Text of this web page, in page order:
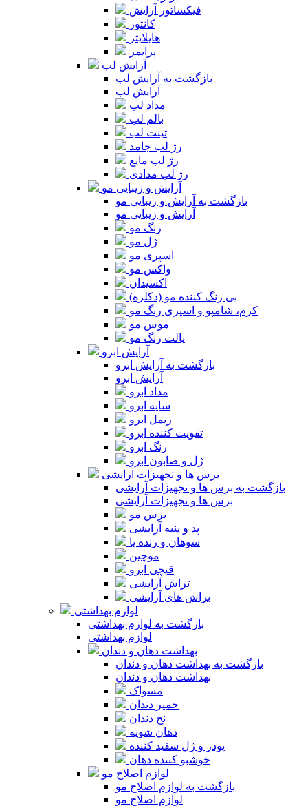
فیکساتور آرایش
کانتور
هایلایتر
پرایمر
آرایش لب
بازگشت به آرایش لب
آرایش لب
مداد لب
بالم لب
تینت لب
رژ لب جامد
رژ لب مایع
رژ لب مدادی
آرایش و زیبایی مو
بازگشت به آرایش و زیبایی مو
آرایش و زیبایی مو
رنگ مو
ژل مو
اسپری مو
واکس مو
اکسیدان
بی رنگ کننده مو (دکلره)
کرم، شامپو و اسپری رنگ مو
موس مو
پالت رنگ مو
آرایش ابرو
بازگشت به آرایش ابرو
آرایش ابرو
مداد ابرو
سایه ابرو
ریمل ابرو
تقویت کننده ابرو
رنگ ابرو
ژل و صابون ابرو
برس ها و تجهیزات آرایشی
بازگشت به برس ها و تجهیزات آرایشی
برس ها و تجهیزات آرایشی
برس مو
پد و پنبه آرایشی
سوهان و رنده پا
موچین
قیچی ابرو
تراش آرایشی
براش های آرایشی
لوازم بهداشتی
بازگشت به لوازم بهداشتی
لوازم بهداشتی
بهداشت دهان و دندان
بازگشت به بهداشت دهان و دندان
بهداشت دهان و دندان
مسواک
خمیر دندان
نخ دندان
دهان شویه
پودر و ژل سفید کننده
خوشبو کننده دهان
لوازم اصلاح مو
بازگشت به لوازم اصلاح مو
لوازم اصلاح مو